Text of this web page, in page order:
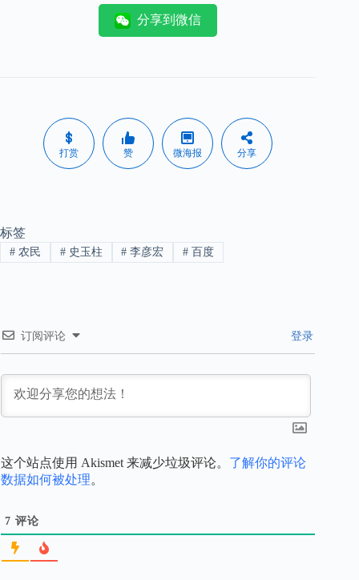
分享到微信
打赏 赞 微海报 分享
标签
#农民 #史玉柱 # 李彦宏 # 百度
订阅评论 登录
这个站点使用 Akismet 来减少垃圾评论。 了解你的评论
数据如何被处理。
7 评论